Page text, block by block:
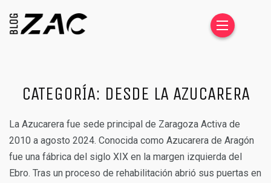
CATEGORÍA: DESDE LA AZUCARERA
La Azucarera fue sede principal de Zaragoza Activa de
2010 a agosto 2024. Conocida como Azucarera de Aragón
fue una fábrica del siglo XIX en la margen izquierda del
Ebro. Tras un proceso de rehabilitación abrió sus puertas en